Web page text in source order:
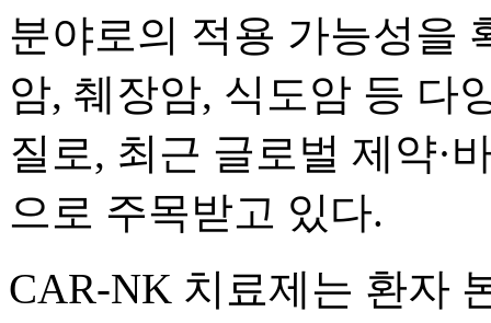
분야로의 적용 가능성을
암, 췌장암, 식도암 등 다
질로, 최근 글로벌 제약·
으로 주목받고 있다.
CAR-NK 치료제는 환자